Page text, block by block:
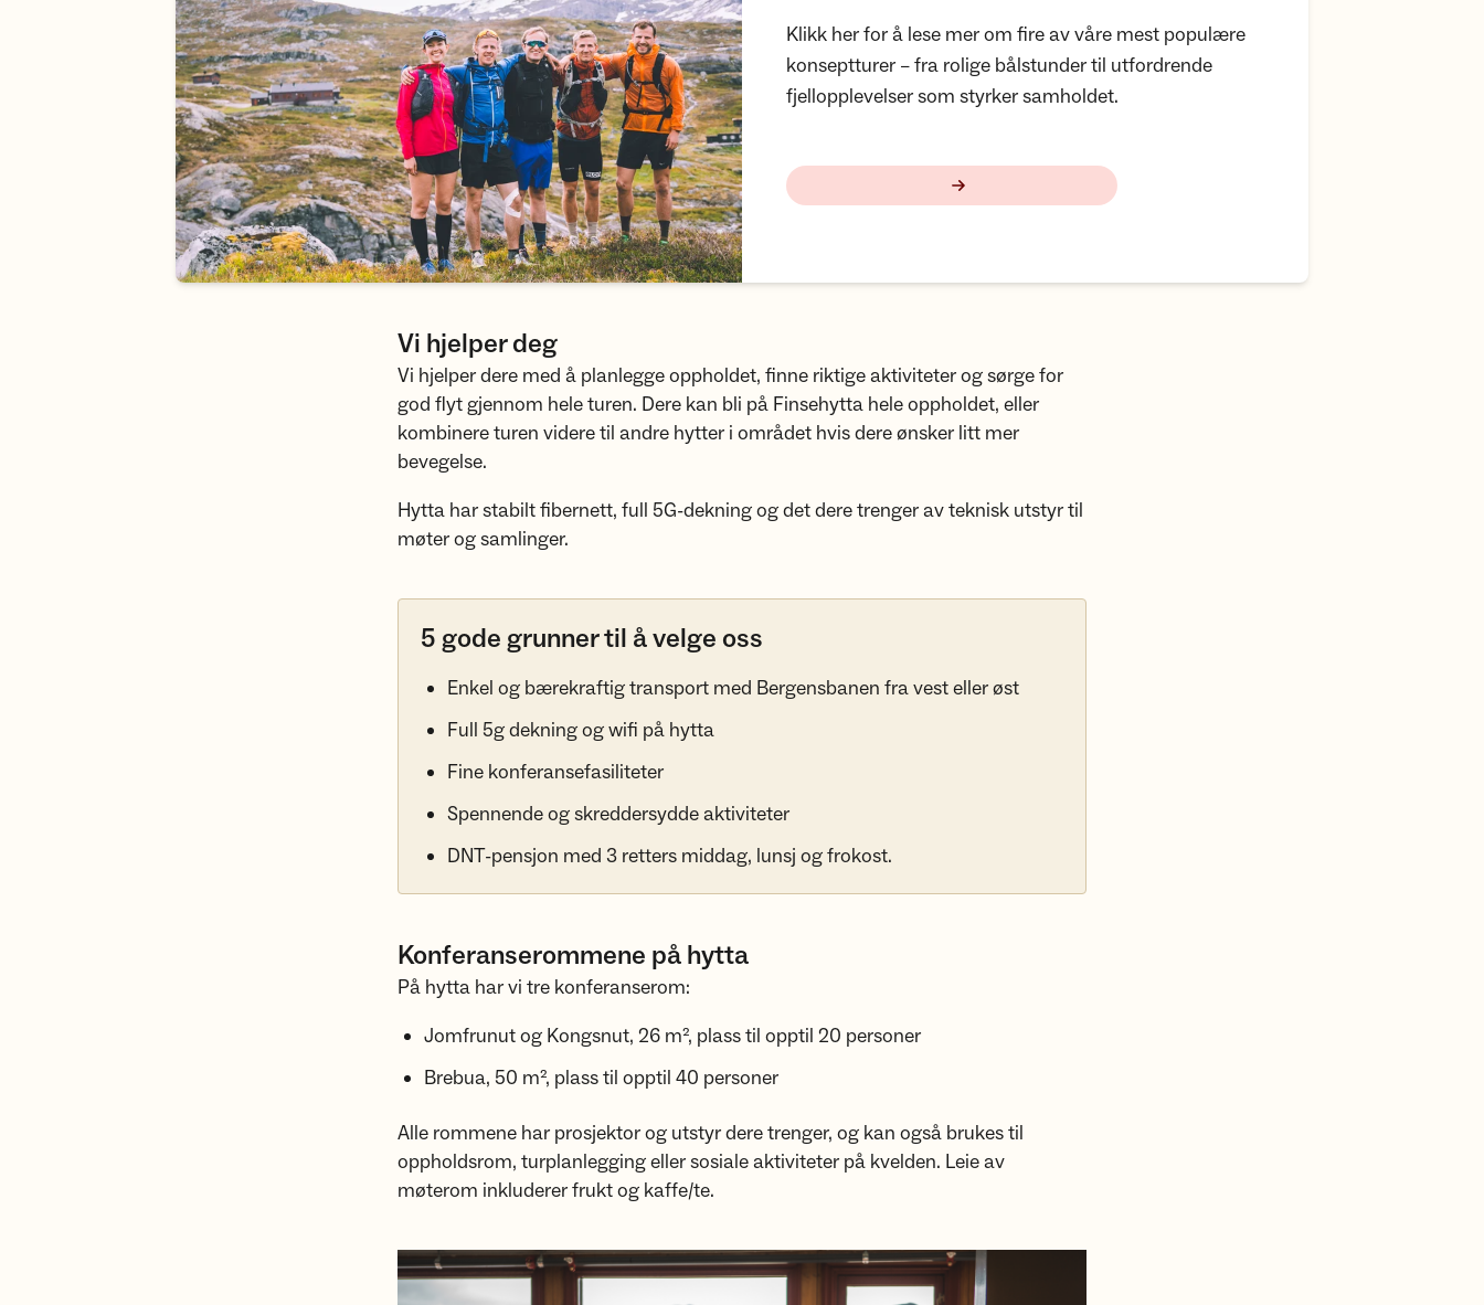
Klikk her for å lese mer om fire av våre mest populære
konseptturer – fra rolige bålstunder til utfordrende
fjellopplevelser som styrker samholdet.
Vi hjelper deg
Vi hjelper dere med å planlegge oppholdet, finne riktige aktiviteter og sørge for
god flyt gjennom hele turen. Dere kan bli på Finsehytta hele oppholdet, eller
kombinere turen videre til andre hytter i området hvis dere ønsker litt mer
bevegelse.
Hytta har stabilt fibernett, full 5G-dekning og det dere trenger av teknisk utstyr til
møter og samlinger.
5 gode grunner til å velge oss
Enkel og bærekraftig transport med Bergensbanen fra vest eller øst
Full 5g dekning og wifi på hytta
Fine konferansefasiliteter
Spennende og skreddersydde aktiviteter
DNT-pensjon med 3 retters middag, lunsj og frokost.
Konferanserommene på hytta
På hytta har vi tre konferanserom:
Jomfrunut og Kongsnut, 26 m², plass til opptil 20 personer
Brebua, 50 m², plass til opptil 40 personer
Alle rommene har prosjektor og utstyr dere trenger, og kan også brukes til
oppholdsrom, turplanlegging eller sosiale aktiviteter på kvelden. Leie av
møterom inkluderer frukt og kaffe/te.